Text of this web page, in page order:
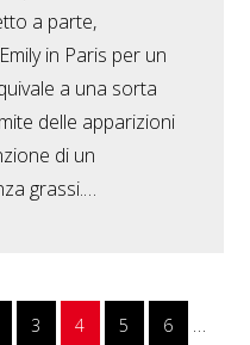
a parte,
in Paris per un
a una sorta
delle apparizioni
di un
grassi.…
3 4 5 6 …